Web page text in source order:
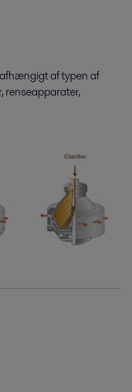
af typen af
renseapparater,